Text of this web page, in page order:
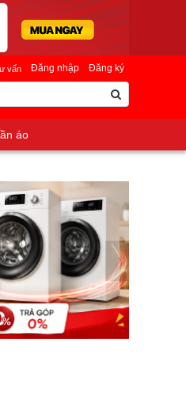
Đăng nhập Đăng ký
vấn
áo